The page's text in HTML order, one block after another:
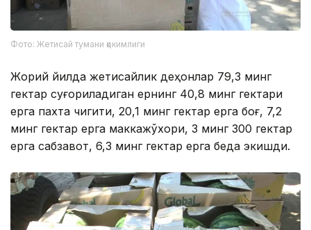
Фото: Жетисай тумани ҳокимлиги
Жорий йилда жетисайлик деҳқонлар 79,3 минг
гектар суғориладиган ернинг 40,8 минг гектари
ерга пахта чигити, 20,1 минг гектар ерга боғ, 7,2
минг гектар ерга маккажўхори, 3 минг 300 гектар
ерга сабзавот, 6,3 минг гектар ерга беда экишди.